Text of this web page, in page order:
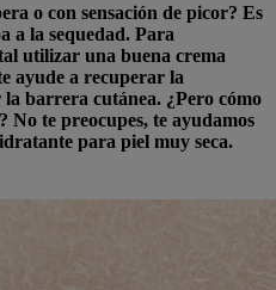
o con sensación de picor? Es
a la sequedad. Para
utilizar una buena crema
ayude a recuperar la
barrera cutánea. ¿Pero cómo
te preocupes, te ayudamos
para piel muy seca.